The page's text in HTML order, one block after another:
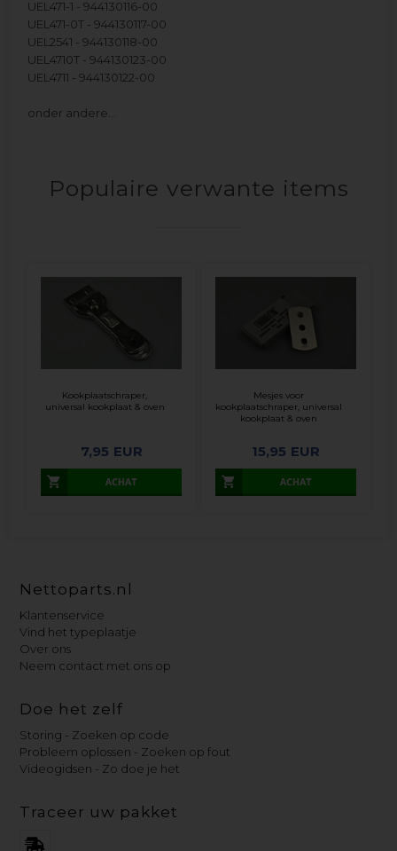
UEL471-1 - 944130116-00
UEL471-0T - 944130117-00
UEL2541 - 944130118-00
UEL4710T - 944130123-00
UEL4711 - 944130122-00
onder andere…
Populaire verwante items
Kookplaatschraper,
universal kookplaat & oven
7,95 EUR
Mesjes voor
kookplaatschraper, universal
kookplaat & oven
15,95 EUR
Nettoparts.nl
Klantenservice
Vind het typeplaatje
Over ons
Neem contact met ons op
Doe het zelf
Storing - Zoeken op code
Probleem oplossen - Zoeken op fout
Videogidsen - Zo doe je het
Traceer uw pakket